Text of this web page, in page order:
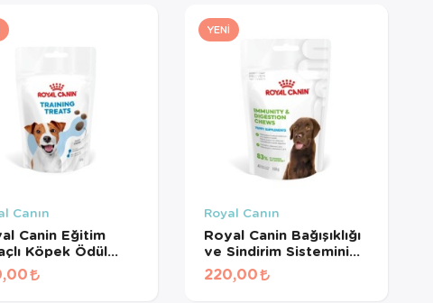
Canın
Canin Eğitim
Köpek Ödül
110 Gr
YENI
Royal Canın
Royal Canin Bağışıklığı
ve Sindirim Sistemini
Destekleyen
Tamamlayıcı Yavru
220,00